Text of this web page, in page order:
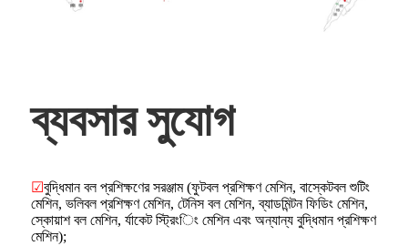
ব্যবসার সুযোগ
☑বুদ্ধিমান বল প্রশিক্ষণের সরঞ্জাম (ফুটবল প্রশিক্ষণ মেশিন, বাস্কেটবল শুটিং
মেশিন, ভলিবল প্রশিক্ষণ মেশিন, টেনিস বল মেশিন, ব্যাডমিন্টন ফিডিং মেশিন,
স্কোয়াশ বল মেশিন, র্যাকেট স্ট্রিংিং মেশিন এবং অন্যান্য বুদ্ধিমান প্রশিক্ষণ
মেশিন);